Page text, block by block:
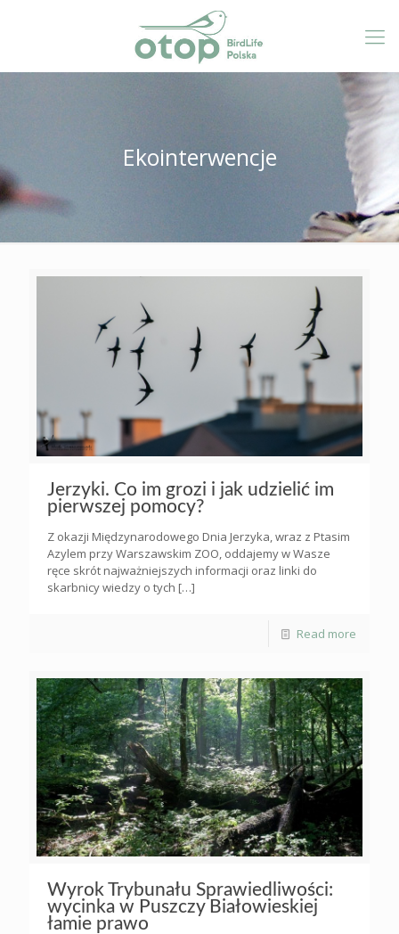
Ekointerwencje
Jerzyki. Co im grozi i jak udzielić im
pierwszej pomocy?
Z okazji Międzynarodowego Dnia Jerzyka, wraz z Ptasim
Azylem przy Warszawskim ZOO, oddajemy w Wasze
ręce skrót najważniejszych informacji oraz linki do
skarbnicy wiedzy o tych […]
Read more
Wyrok Trybunału Sprawiedliwości:
wycinka w Puszczy Białowieskiej
łamie prawo